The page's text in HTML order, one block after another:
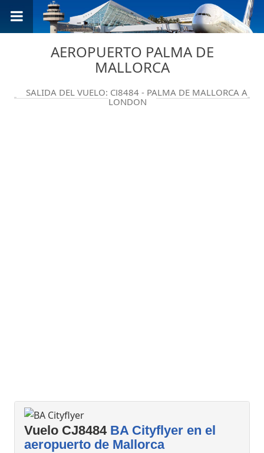
AEROPUERTO PALMA DE
MALLORCA
SALIDA DEL VUELO: CJ8484 - PALMA DE MALLORCA A
LONDON
Vuelo CJ8484 BA Cityflyer en el
aeropuerto de Mallorca